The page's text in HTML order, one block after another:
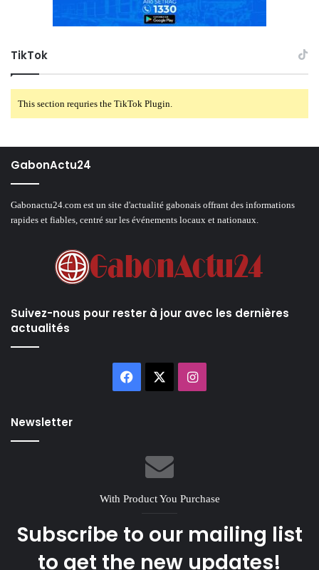
TikTok
This section requries the TikTok Plugin.
GabonActu24
Gabonactu24.com est un site d'actualité gabonais offrant des informations
rapides et fiables, centré sur les événements locaux et nationaux.
Suivez-nous pour rester à jour avec les dernières
actualités
Facebook Instagram
Newsletter
With Product You Purchase
Subscribe to our mailing list
to get the new updates!